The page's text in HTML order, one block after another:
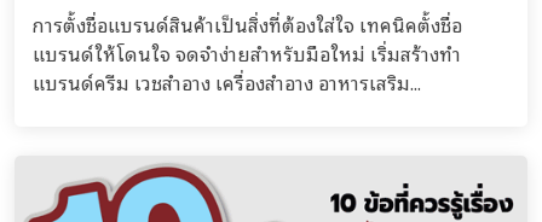
การตั้งชื่อแบรนด์สินค้าเป็นสิ่งที่ต้องใส่ใจ เทคนิคตั้งชื่อ
แบรนด์ให้โดนใจ จดจำง่ายสำหรับมือใหม่ เริ่มสร้างทำ
แบรนด์ครีม เวชสำอาง เครื่องสำอาง อาหารเสริม...